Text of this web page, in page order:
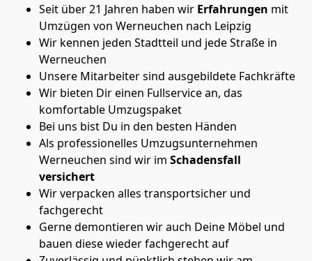
Seit über 21 Jahren haben wir Erfahrungen mit
Umzügen von Werneuchen nach Leipzig
Wir kennen jeden Stadtteil und jede Straße in
Werneuchen
Unsere Mitarbeiter sind ausgebildete Fachkräfte
Wir bieten Dir einen Fullservice an, das
komfortable Umzugspaket
Bei uns bist Du in den besten Händen
Als professionelles Umzugsunternehmen
Werneuchen sind wir im Schadensfall
versichert
Wir verpacken alles transportsicher und
fachgerecht
Gerne demontieren wir auch Deine Möbel und
bauen diese wieder fachgerecht auf